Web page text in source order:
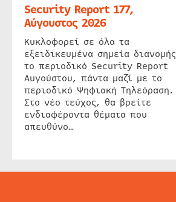
Security Report 177,
Αύγουστος 2026
Κυκλοφορεί σε όλα τα
εξειδικευμένα σημεία διανομής
το περιοδικό Security Report
Αυγούστου, πάντα μαζί με το
περιοδικό Ψηφιακή Τηλεόραση.
Στο νέο τεύχος, θα βρείτε
ενδιαφέροντα θέματα που
απευθύνο…